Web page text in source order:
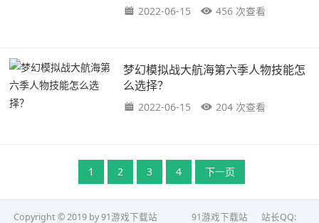
2022-06-15 456 次查看
梦幻模拟战大航海第六季人物技能怎
么选择？
2022-06-15 204 次查看
1 2 3 4 下一页
Copyright © 2019 by 91游戏下载站 91游戏下载站 站长QQ: